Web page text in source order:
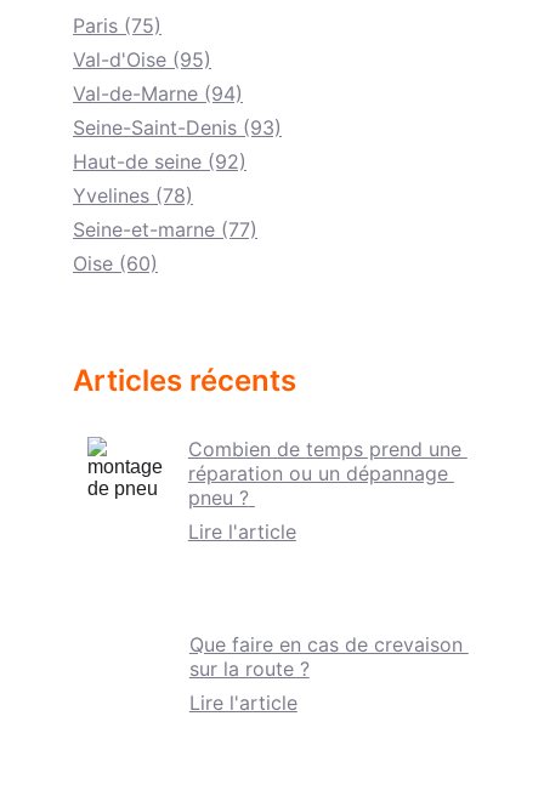
Paris (75)
Val-d'Oise (95)
Val-de-Marne (94)
Seine-Saint-Denis (93)
Haut-de seine (92)
Yvelines (78)
Seine-et-marne (77)
Oise (60)
Articles récents
Combien de temps prend une
réparation ou un dépannage
pneu ?
Lire l'article
Que faire en cas de crevaison
sur la route ?
Lire l'article